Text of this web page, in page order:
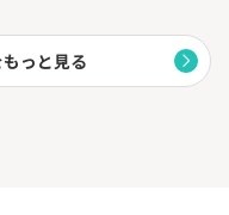
っと見る